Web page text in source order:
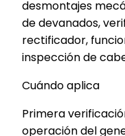
desmontajes
de devanados,
rectificador,
inspección de
Cuándo aplica
Primera
operación del